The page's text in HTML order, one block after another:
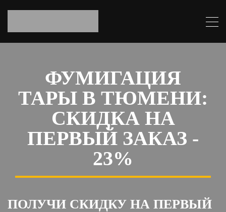
ФУМИГАЦИЯ
ТАРЫ В ТЮМЕНИ:
СКИДКА НА
ПЕРВЫЙ ЗАКАЗ -
23%
ПОЛУЧИ СКИДКУ НА ПЕРВЫЙ